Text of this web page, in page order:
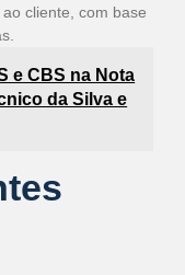
cliente, com base
e CBS na Nota
da Silva e